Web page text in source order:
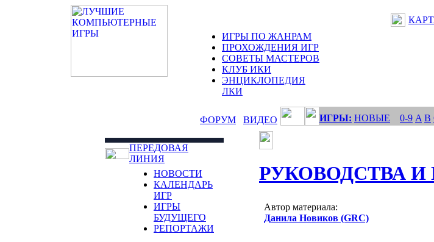
ИГРЫ ПО ЖАНРАМ
ПРОХОЖДЕНИЯ ИГР
СОВЕТЫ МАСТЕРОВ
КЛУБ ИКИ
ЭНЦИКЛОПЕДИЯ
ЛКИ
ФОРУМ ВИДЕО ИГРЫ: НОВЫЕ 0-9 A B
ПЕРЕДОВАЯ
ЛИНИЯ
НОВОСТИ
КАЛЕНДАРЬ
ИГР
ИГРЫ
БУДУЩЕГО
РЕПОРТАЖИ
РУКОВОДСТВА
Автор материала:
Данила Новиков (GRC)